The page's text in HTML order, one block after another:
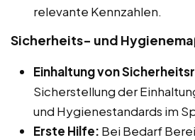
relevante Kennzahlen.
Sicherheits- und
Einhaltung von
Sicherstellung der
und Hygienestandards im
Erste Hilfe: Bei Bedarf